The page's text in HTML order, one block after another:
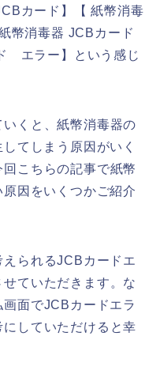
カード】【 紙幣消毒
幣消毒器 JCBカード
エラー】という感じ
くと、紙幣消毒器の
てしまう原因がいく
こちらの記事で紙幣
因をいくつかご紹介
られるJCBカードエ
ていただきます。な
面でJCBカードエラ
していただけると幸